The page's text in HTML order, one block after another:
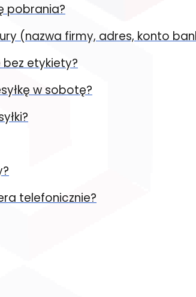
pobrania?
(nazwa firmy, adres, konto
etykiety?
w sobotę?
telefonicznie?